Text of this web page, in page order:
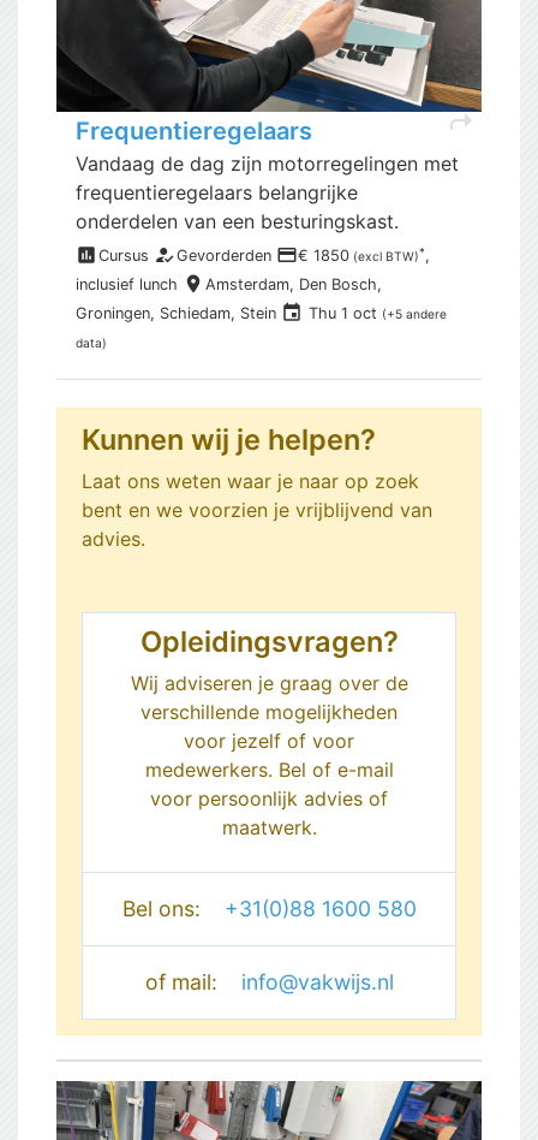
shortcut
Frequentieregelaars
Vandaag de dag zijn motorregelingen met
frequentieregelaars belangrijke
onderdelen van een besturingskast.
assessment Cursus how_to_regGevorderden payment€ 1850 (excl BTW)*,
inclusief lunch place Amsterdam, Den Bosch,
Groningen, Schiedam, Stein event Thu 1 oct (+5 andere
data)
Kunnen wij je helpen?
Laat ons weten waar je naar op zoek
bent en we voorzien je vrijblijvend van
advies.
Opleidingsvragen?
Wij adviseren je graag over de
verschillende mogelijkheden
voor jezelf of voor
medewerkers. Bel of e-mail
voor persoonlijk advies of
maatwerk.
Bel ons: +31(0)88 1600 580
of mail: info@vakwijs.nl